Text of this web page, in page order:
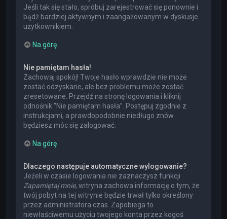
Jeśli tak się stało, spróbuj zarejestrować się ponownie i
bądź bardziej aktywnym i zaangażowanym w dyskusje
użytkownikiem.
Na górę
Nie pamiętam hasła!
Zachowaj spokój! Twoje hasło wprawdzie nie może
zostać odzyskane, ale bez problemu może zostać
zresetowane. Przejdź na stronę logowania i kliknij
odnośnik “Nie pamiętam hasła”. Postępuj zgodnie z
instrukcjami, a prawdopodobnie niedługo znów
będziesz móc się zalogować.
Na górę
Dlaczego następuje automatyczne wylogowanie?
Jeżeli w czasie logowania nie zaznaczysz funkcji
Zapamiętaj mnie, witryna zachowa informację o tym, że
twój pobyt na tej witrynie będzie trwał tylko określony
przez administratora czas. Zapobiega to
niewłaściwemu użyciu twojego konta przez kogoś